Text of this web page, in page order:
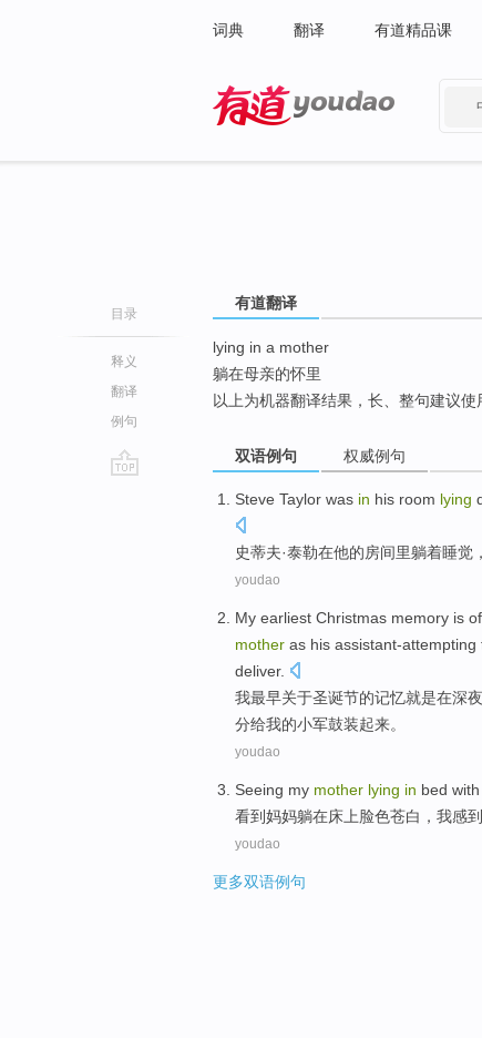
词典 翻译 有道精品课
目录
释义
翻译
例句
有道翻译
lying in a mother
躺在母亲的怀里
以上为机器翻译结果，长、整句建议使
双语例句 权威例句
Steve Taylor was in his room lying
史蒂夫·泰勒在他的房间里躺着睡觉
youdao
My earliest Christmas memory is of
mother as his assistant-attempting
deliver.
我最早关于圣诞节的记忆就是在深夜
分给我的小军鼓装起来。
youdao
Seeing my mother lying in bed with
看到妈妈躺在床上 脸色苍白， 我感到
youdao
更多双语例句